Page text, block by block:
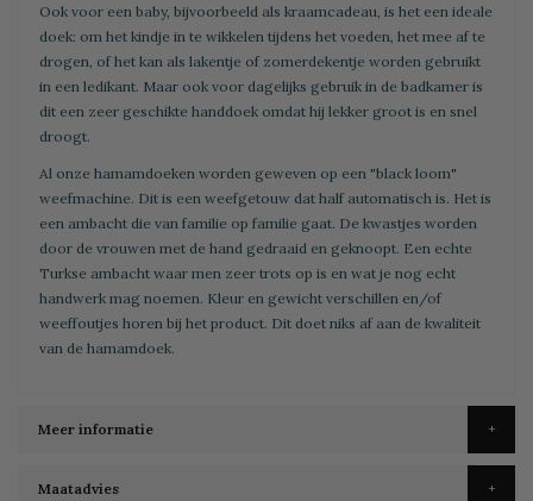
Ook voor een baby, bijvoorbeeld als kraamcadeau, is het een ideale
doek: om het kindje in te wikkelen tijdens het voeden, het mee af te
drogen, of het kan als lakentje of zomerdekentje worden gebruikt
in een ledikant. Maar ook voor dagelijks gebruik in de badkamer is
dit een zeer geschikte handdoek omdat hij lekker groot is en snel
droogt.
Al onze hamamdoeken worden geweven op een "black loom"
weefmachine. Dit is een weefgetouw dat half automatisch is. Het is
een ambacht die van familie op familie gaat. De kwastjes worden
door de vrouwen met de hand gedraaid en geknoopt. Een echte
Turkse ambacht waar men zeer trots op is en wat je nog echt
handwerk mag noemen. Kleur en gewicht verschillen en/of
weeffoutjes horen bij het product. Dit doet niks af aan de kwaliteit
van de hamamdoek.
Meer informatie
Maatadvies